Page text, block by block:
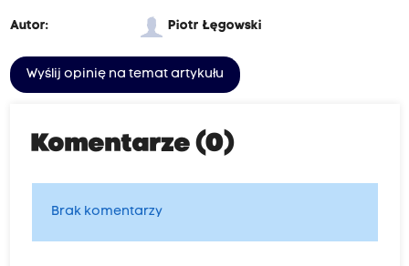
Autor: Piotr Łęgowski
Wyślij opinię na temat artykułu
Komentarze (0)
Brak komentarzy